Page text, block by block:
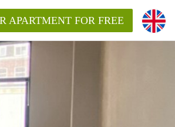
APARTMENT FOR FREE